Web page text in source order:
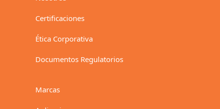
metalizado, etiquetas
Certificaciones
Ética Corporativa
Documentos Regulatorios
Marcas